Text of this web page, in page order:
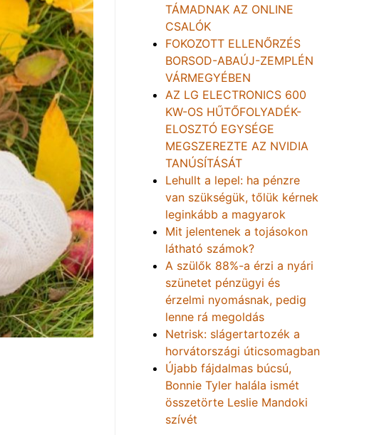
TÁMADNAK AZ ONLINE
CSALÓK
FOKOZOTT ELLENŐRZÉS
BORSOD-ABAÚJ-ZEMPLÉN
VÁRMEGYÉBEN
AZ LG ELECTRONICS 600
KW-OS HŰTŐFOLYADÉK-
ELOSZTÓ EGYSÉGE
MEGSZEREZTE AZ NVIDIA
TANÚSÍTÁSÁT
Lehullt a lepel: ha pénzre
van szükségük, tőlük kérnek
leginkább a magyarok
Mit jelentenek a tojásokon
látható számok?
A szülők 88%-a érzi a nyári
szünetet pénzügyi és
érzelmi nyomásnak, pedig
lenne rá megoldás
Netrisk: slágertartozék a
horvátországi úticsomagban
Újabb fájdalmas búcsú,
Bonnie Tyler halála ismét
összetörte Leslie Mandoki
szívét